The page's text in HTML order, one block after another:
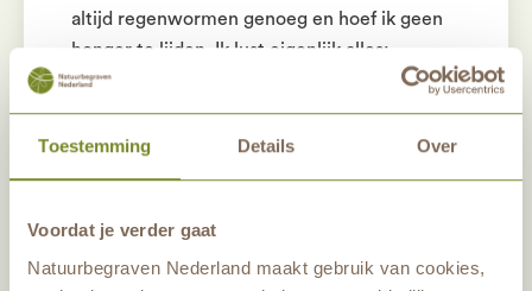
Toestemming Details Over
Voordat je verder gaat
Natuurbegraven Nederland maakt gebruik van cookies,
altijd regenwormen genoeg en hoef ik geen
honger te lijden. Ik lust eigenlijk alles:
insecten, slakken, weekdieren, bessen,
granen en mais. Een maaltje bijeen vergaren
duurt wel een aantal uren dus ik verveel me
niet snel.”
Luistertip